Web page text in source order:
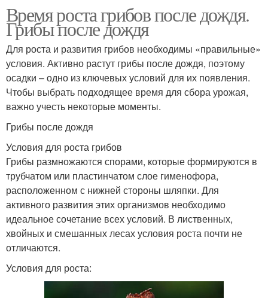
Время роста грибов после дождя.
Грибы после дождя
Для роста и развития грибов необходимы «правильные»
условия. Активно растут грибы после дождя, поэтому
осадки – одно из ключевых условий для их появления.
Чтобы выбрать подходящее время для сбора урожая,
важно учесть некоторые моменты.
Грибы после дождя
Условия для роста грибов
Грибы размножаются спорами, которые формируются в
трубчатом или пластинчатом слое гименофора,
расположенном с нижней стороны шляпки. Для
активного развития этих организмов необходимо
идеальное сочетание всех условий. В лиственных,
хвойных и смешанных лесах условия роста почти не
отличаются.
Условия для роста: